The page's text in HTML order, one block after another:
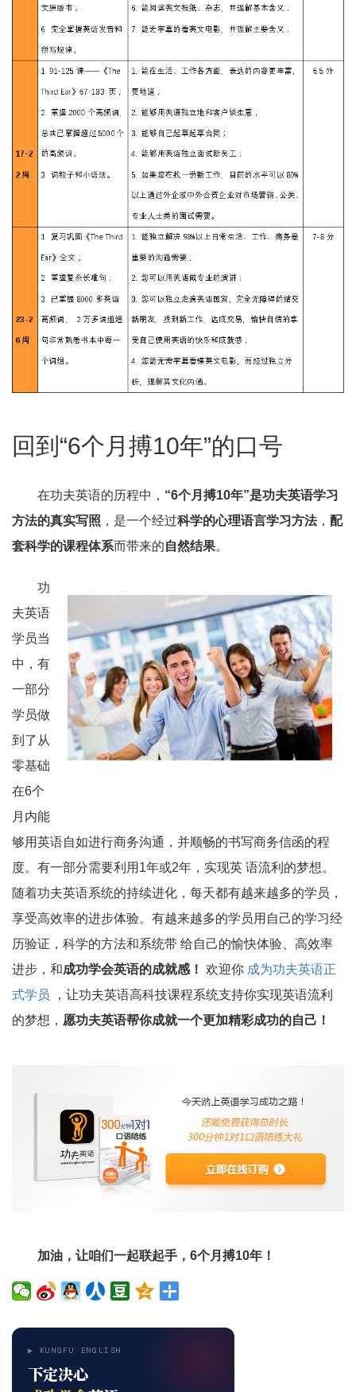
回到“6个月搏10年”的口号
在功夫英语的历程中， “6个月搏10年”是功夫英语学习
方法的真实写照 ，是一个经过科学的心理语言学习方法， 配
套科学的课程体系而带来的自然结果。
功
夫英语
学员当
中，有
一部分
学员做
到了从
零基础
在6个
月内能
够用英语自如进行商务沟通，并顺畅的书写商务信函的程
度。有一部分需要利用1年或2年，实现英 语流利的梦想。
随着功夫英语系统的持续进化，每天都有越来越多的学员，
享受高效率的进步体验。有越来越多的学员用自己的学习经
历验证，科学的方法和系统带 给自己的愉快体验、高效率
进步，和成功学会英语的成就感！ 欢迎你 成为功夫英语正
式学员
，让功夫英语高科技课程系统支持你实现英语流利
的梦想， 愿功夫英语帮你成就一个更加精彩成功的自己！
加油，让咱们一起联起手，6个月搏10年！
▶ KUNGFU ENGLISH
下定决心